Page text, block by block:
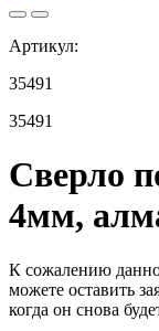
Артикул:
35491
35491
Сверло
4мм,
К сожалению
можете оставить
когда он снова